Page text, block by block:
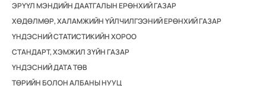
ЭРҮҮЛ МЭНДИЙН ДААТГАЛЫН ЕРӨНХИЙ ГАЗАР
ХӨДӨЛМӨР, ХАЛАМЖИЙН ҮЙЛЧИЛГЭЭНИЙ ЕРӨНХИЙ ГАЗАР
ҮНДЭСНИЙ СТАТИСТИКИЙН ХОРОО
СТАНДАРТ, ХЭМЖИЛ ЗҮЙН ГАЗАР
ҮНДЭСНИЙ ДАТА ТӨВ
ТӨРИЙН БОЛОН АЛБАНЫ НУУЦ